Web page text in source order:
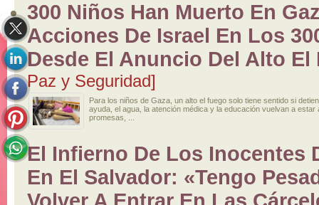
300 Niños Han Muerto En
Acciones De Israel En Los
Desde El Anuncio Del Alto El
Paz y Seguridad]
Para los niños de Gaza, un alto el fuego solo tiene sentido si
ayuda, el agua, la atención médica y la educación vuelvan a
promesas, ...
El Infierno De Los Inocentes
En El Salvador: «Tengo